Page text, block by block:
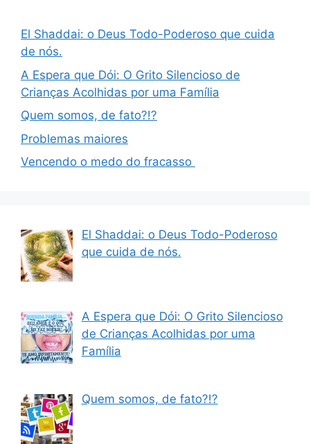
El Shaddai: o Deus Todo-Poderoso que cuida
de nós.
A Espera que Dói: O Grito Silencioso de
Crianças Acolhidas por uma Família
Quem somos, de fato?!?
Problemas maiores
Vencendo o medo do fracasso
El Shaddai: o Deus Todo-Poderoso
que cuida de nós.
A Espera que Dói: O Grito Silencioso
de Crianças Acolhidas por uma
Família
Quem somos, de fato?!?